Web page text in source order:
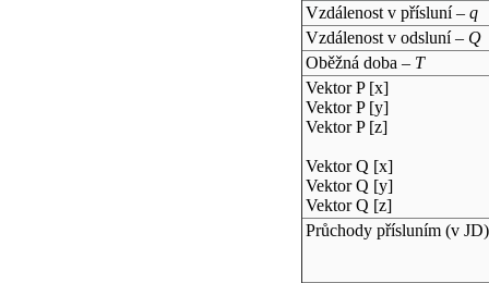
Vzdálenost v přísluní – q
Vzdálenost v odsluní – Q
Oběžná doba – T
Vektor P [x]
Vektor P [y]
Vektor P [z]
Vektor Q [x]
Vektor Q [y]
Vektor Q [z]
Průchody přísluním (v JD)